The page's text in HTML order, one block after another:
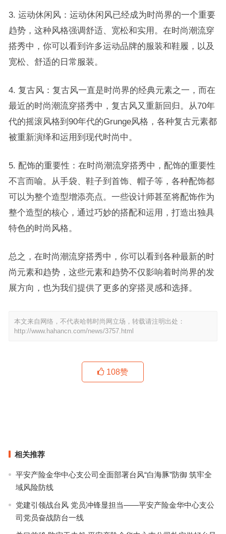
3. 运动休闲风：运动休闲风已经成为时尚界的一个重要
趋势，这种风格强调舒适、宽松和实用。在时尚潮流穿
搭秀中，你可以看到许多运动品牌的服装和鞋履，以及
宽松、舒适的日常服装。
4. 复古风：复古风一直是时尚界的经典元素之一，而在
最近的时尚潮流穿搭秀中，复古风又重新回归。从70年
代的摇滚风格到90年代的Grunge风格，各种复古元素都
被重新演绎和运用到现代时尚中。
5. 配饰的重要性：在时尚潮流穿搭秀中，配饰的重要性
不言而喻。从手袋、鞋子到首饰、帽子等，各种配饰都
可以为整个造型增添亮点。一些设计师甚至将配饰作为
整个造型的核心，通过巧妙的搭配和运用，打造出独具
特色的时尚风格。
总之，在时尚潮流穿搭秀中，你可以看到各种最新的时
尚元素和趋势，这些元素和趋势不仅影响着时尚界的发
展方向，也为我们提供了更多的穿搭灵感和选择。
本文来自网络，不代表哈韩时尚网立场，转载请注明出处：
http://www.hahancn.com/news/3757.html
108赞
相关推荐
平安产险金华中心支公司全面部署台风“白海豚”防御 筑牢全
域风险防线
党建引领战台风 党员冲锋显担当——平安产险金华中心支公
司党员奋战防台一线